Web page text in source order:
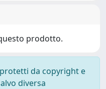
prodotto.
da copyright e
diversa